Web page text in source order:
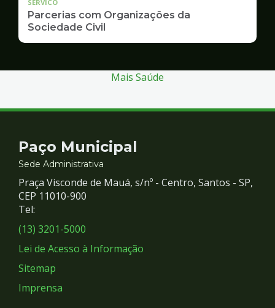
SERVICO
Parcerias com Organizações da
Sociedade Civil
Mais Saúde
Contato
e
Redes
Sociais
Paço Municipal
Sede Administrativa
Praça Visconde de Mauá, s/nº - Centro, Santos - SP,
CEP 11010-900
Tel:
(13) 3201-5000
Lei de Acesso à Informação
Sitemap
Imprensa